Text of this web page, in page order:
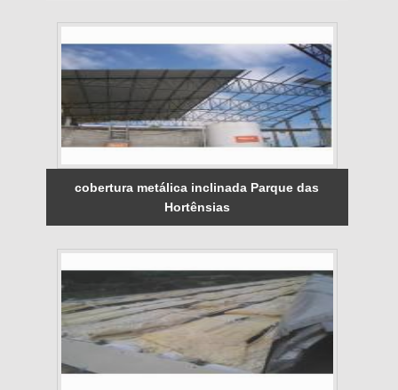
cobertura metálica inclinada Parque das
Hortênsias